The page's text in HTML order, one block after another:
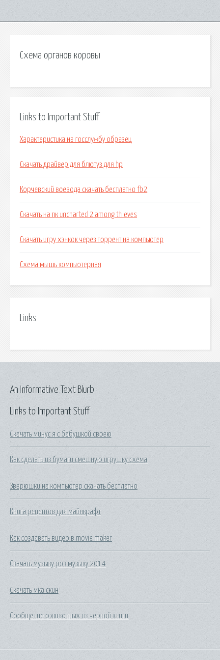
Схема органов коровы
Links to Important Stuff
Характеристика на госслужбу образец
Скачать драйвер для блютуз для hp
Корчевский воевода скачать бесплатно fb2
Скачать на пк uncharted 2 among thieves
Скачать игру хэнкок через торрент на компьютер
Схема мышь компьютерная
Links
Links to Important Stuff
Скачать минус я с бабушкой своею
Как сделать из бумаги смешную игрушку схема
Зверюшки на компьютер скачать бесплатно
Книга рецептов для майнкрафт
Как создавать видео в movie maker
Скачать музыку рок музыку 2014
Скачать мка скин
Сообщение о животных из черной книги
An Informative Text Blurb